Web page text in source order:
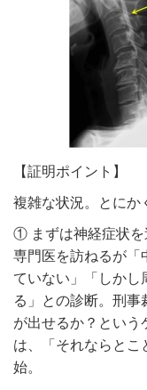
【証明ポイント】
複雑な状況。とにか
① まずは神経症状を
専門医を訪ねるが「
ていない」「しかし
る」との診断。刑
が出せるか？という
は、「それならとこ
始。